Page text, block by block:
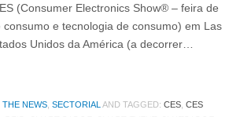
(Consumer Electronics Show® – feira de
e tecnologia de consumo) em Las
Unidos da América (a decorrer…
THE NEWS, SECTORIAL AND TAGGED: CES, CES